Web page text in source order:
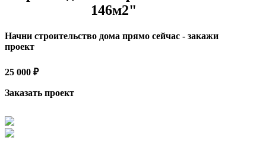
146м2"
Начни строительство дома прямо сейчас - закажи
проект
25 000 ₽
Заказать проект